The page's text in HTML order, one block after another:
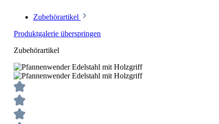
Zubehörartikel
Produktgalerie überspringen
Zubehörartikel